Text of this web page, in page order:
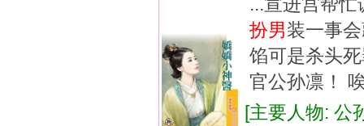
扮男装一事
馅可是杀头
官公孙凛！
[主要人物: